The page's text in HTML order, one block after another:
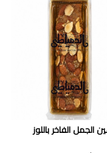
الجمل الفاخر باللوز